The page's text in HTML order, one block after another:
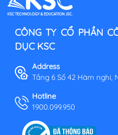
CÔNG TY CỔ PHẦN
DỤC KSC
Address
Tầng 6 Số 42 Hàm nghi,
Hotline
1900.099.950